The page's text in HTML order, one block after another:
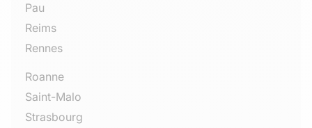
Pau
Reims
Rennes
Roanne
Saint-Malo
Strasbourg